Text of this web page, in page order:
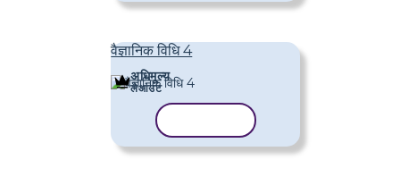
वैज्ञानिक विधि 4
अधिमूल्य
लेआउट